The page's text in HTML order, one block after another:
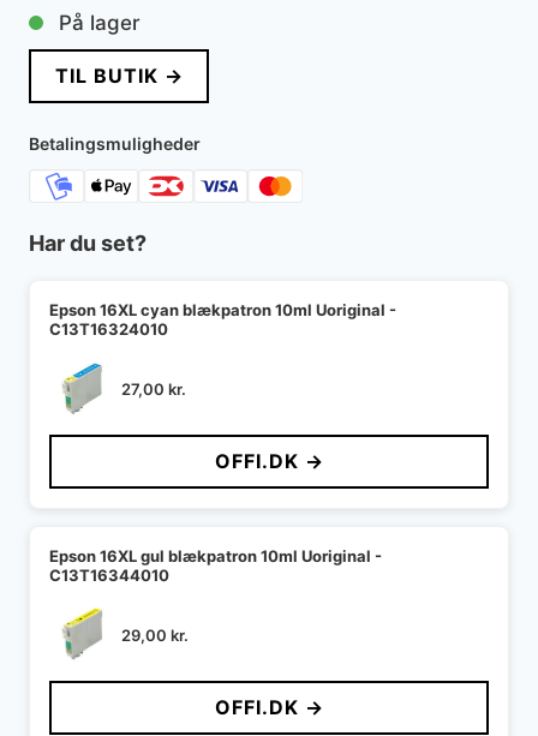
På lager
TIL BUTIK →
Betalingsmuligheder
Har du set?
Epson 16XL cyan blækpatron 10ml Uoriginal -
C13T16324010
27,00 kr.
OFFI.DK →
Epson 16XL gul blækpatron 10ml Uoriginal -
C13T16344010
29,00 kr.
OFFI.DK →